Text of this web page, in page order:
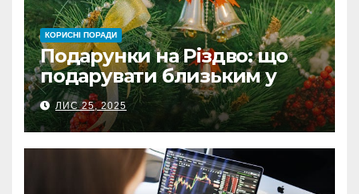
КОРИСНІ ПОРАДИ
Подарунки на Різдво: що
подарувати близьким у
Польщі
ЛИС 25, 2025